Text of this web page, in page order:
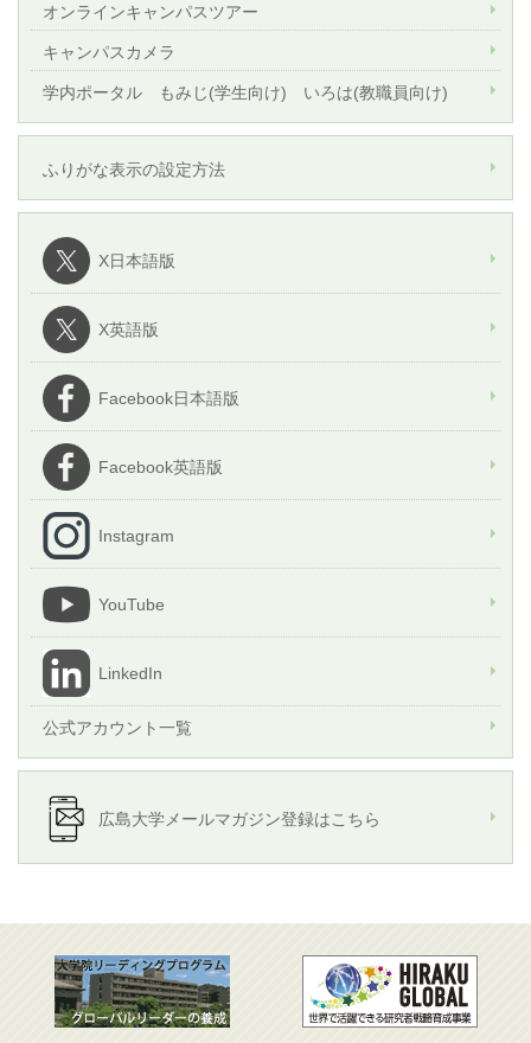
オンラインキャンパスツアー
キャンパスカメラ
学内ポータル もみじ(学生向け) いろは(教職員向け)
ふりがな表示の設定方法
X日本語版
X英語版
Facebook日本語版
Facebook英語版
Instagram
YouTube
LinkedIn
公式アカウント一覧
広島大学メールマガジン登録はこちら